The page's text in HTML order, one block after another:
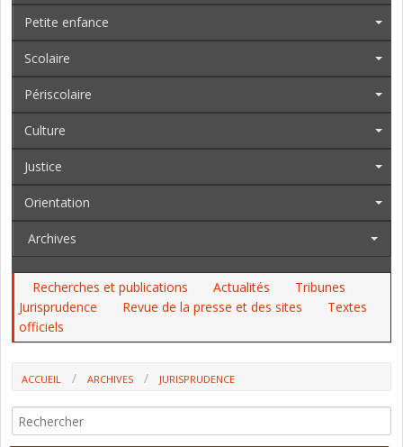
Petite enfance
Scolaire
Périscolaire
Culture
Justice
Orientation
Archives
Recherches et publications Actualités
Tribunes
Jurisprudence
Revue de la presse et des sites
Textes
officiels
ACCUEIL ARCHIVES
JURISPRUDENCE
(CONSEIL D'ETAT)